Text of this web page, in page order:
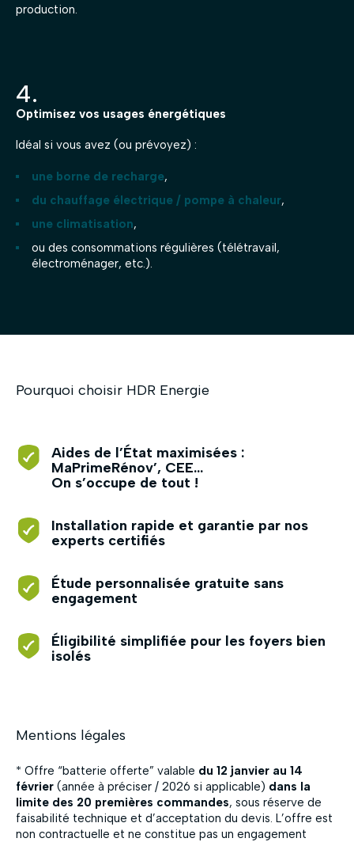
production.
4.
Optimisez vos usages énergétiques
Idéal si vous avez (ou prévoyez) :
une borne de recharge,
du chauffage électrique / pompe à chaleur,
une climatisation,
ou des consommations régulières (télétravail,
électroménager, etc.).
Pourquoi choisir HDR Energie
Aides de l’État maximisées :
MaPrimeRénov’, CEE…
On s’occupe de tout !
Installation rapide et garantie par nos
experts certifiés
Étude personnalisée gratuite sans
engagement
Éligibilité simplifiée pour les foyers bien
isolés
Mentions légales
* Offre “batterie offerte” valable du 12 janvier au 14
février (année à préciser / 2026 si applicable) dans la
limite des 20 premières commandes, sous réserve de
faisabilité technique et d’acceptation du devis. L’offre est
non contractuelle et ne constitue pas un engagement